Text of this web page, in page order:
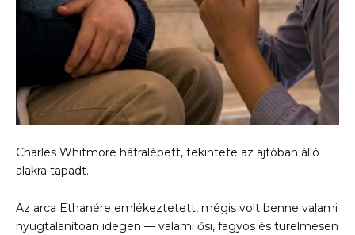
Charles Whitmore hátralépett, tekintete az ajtóban álló
alakra tapadt.
Az arca Ethanére emlékeztetett, mégis volt benne valami
nyugtalanítóan idegen — valami ősi, fagyos és türelmesen